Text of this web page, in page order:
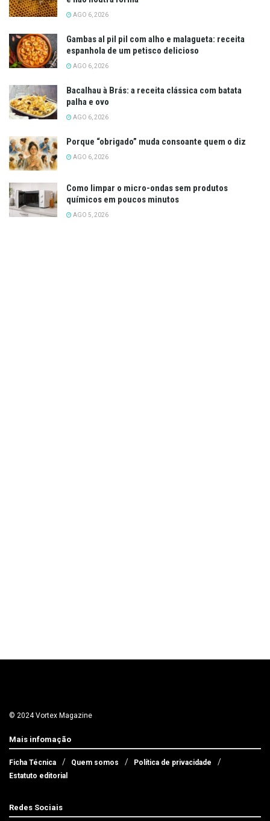
AGO 6, 2026
Gambas al pil pil com alho e malagueta: receita
espanhola de um petisco delicioso
AGO 6, 2026
Bacalhau à Brás: a receita clássica com batata
palha e ovo
AGO 6, 2026
Porque “obrigado” muda consoante quem o diz
AGO 6, 2026
Como limpar o micro-ondas sem produtos
químicos em poucos minutos
AGO 5, 2026
© 2024 Vortex Magazine
Mais infomação
Ficha Técnica Quem somos
Política de privacidade
Estatuto editorial
Redes Sociais